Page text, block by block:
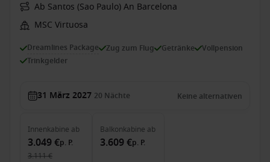
Ab Santos (Sao Paulo) An Barcelona
MSC Virtuosa
Dreamlines Package Zug zum Flug Getränke
Vollpension
Trinkgelder
31 März 2027 20 Nächte Keine alternativen
Innenkabine ab
3.049 €p. P.
3.111 €
Balkonkabine ab
3.609 €p. P.